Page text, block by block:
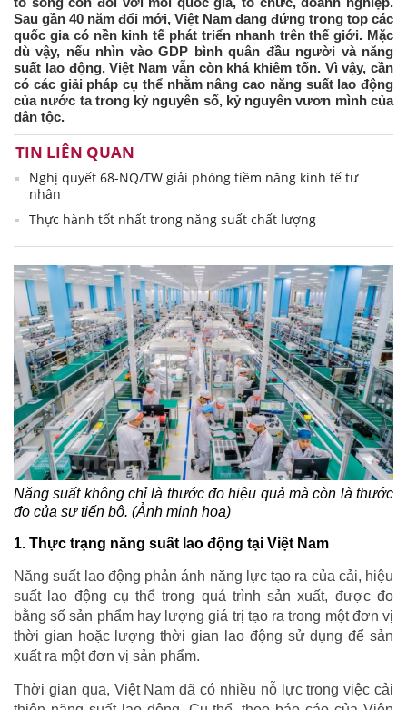
Sau gần 40 năm đổi mới, Việt Nam đang đứng trong top các
quốc gia có nền kinh tế phát triển nhanh trên thế giới. Mặc
dù vậy, nếu nhìn vào GDP bình quân đầu người và năng
suất lao động, Việt Nam vẫn còn khá khiêm tốn. Vì vậy, cần
có các giải pháp cụ thể nhằm nâng cao năng suất lao động
của nước ta trong kỷ nguyên số, kỷ nguyên vươn mình của
dân tộc.
TIN LIÊN QUAN
Nghị quyết 68-NQ/TW giải phóng tiềm năng kinh tế tư
nhân
Thực hành tốt nhất trong năng suất chất lượng
Năng suất không chỉ là thước đo hiệu quả mà còn là thước
đo của sự tiến bộ. (Ảnh minh họa)
1. Thực trạng năng suất lao động tại Việt Nam
Năng suất lao động phản ánh năng lực tạo ra của cải, hiệu
suất lao động cụ thể trong quá trình sản xuất, được đo
bằng số sản phẩm hay lượng giá trị tạo ra trong một đơn vị
thời gian hoặc lượng thời gian lao động sử dụng để sản
xuất ra một đơn vị sản phẩm.
Thời gian qua, Việt Nam đã có nhiều nỗ lực trong việc cải